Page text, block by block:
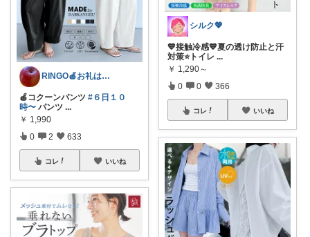
RINGO🍎お礼はプロフ🍎
🍎コクーンパンツ #６日１０
時〜 パンツ ...
￥ 1,990
0 2 633
コレ いいね
シルク💖
💙接触冷感💙夏の透け防止と汗
対策⭐️トイレ ...
￥ 1,290～
0 0 366
コレ いいね